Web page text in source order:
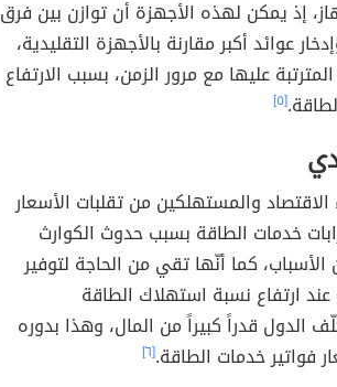
إذ يمكن لهذه الأجهزة أن توازن بين فرق
عوائد أكبر مقارنة بالأجهزة التقليدية،
عليها مع مرور الزمن، بسبب الارتفاع
[٥]
والمستهلكين من تقلبات الأسعار
خدمات الطاقة بسبب حدوث الكوارث
الأسباب، كما أنّها تقي من الحاجة لتوفير
ارتفاع نسبة استهلاك الطاقة
الدول قدراً كبيراً من المال، وهذا بدوره
فواتير خدمات الطاقة.[٦]